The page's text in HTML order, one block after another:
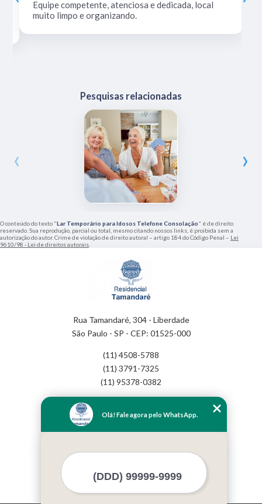
Equipe competente, atenciosa e dedicada, local
muito limpo e organizando.
Pesquisas relacionadas
‹ ›
O conteúdo do texto "Lar Temporário para Idosos Telefone Consolação" é de direito
reservado. Sua reprodução, parcial ou total, mesmo citando nossos links, é proibida sem a
autorização do autor. Crime de violação de direito autoral – artigo 184 do Código Penal – Lei
9610/98 - Lei de direitos autorais
Rua Tamandaré, 304 - Liberdade
São Paulo - SP - CEP: 01525-000
(11) 4508-5788
(11) 3791-7325
(11) 95378-0382
Empresa
Missão
Mapa do site
Mais Serviços
Olá! Fale agora pelo WhatsApp.